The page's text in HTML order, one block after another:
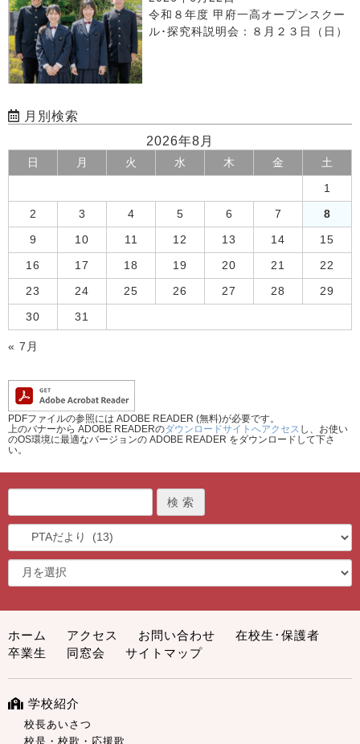
令和８年度 甲府一高オープンスクー
ル･探究科説明会：８月２３日（日）
月別検索
2026年8月
日 月 火 水 木 金 土
1
2 3 4 5 6 7 8
9 10 11 12 13 14 15
16 17 18 19 20 21 22
23 24 25 26 27 28 29
30 31
« 7月
PDFファイルの参照には ADOBE READER (無料)が必要です。
上のバナーから ADOBE READERのダウンロードサイトへアクセス し、お使い
のOS環境に最適なバージョンの ADOBE READER をダウンロードして下さ
い。
ホーム アクセス お問い合わせ
在校生･保護者
卒業生
同窓会 サイトマップ
学校紹介
校長あいさつ
校是・校歌・応援歌